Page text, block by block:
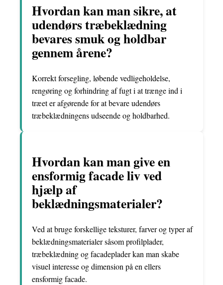
Hvordan kan man sikre, at
udendørs træbeklædning
bevares smuk og holdbar
gennem årene?
Korrekt forsegling, løbende vedligeholdelse,
rengøring og forhindring af fugt i at trænge ind i
træet er afgørende for at bevare udendørs
træbeklædningens udseende og holdbarhed.
Hvordan kan man give en
ensformig facade liv ved
hjælp af
beklædningsmaterialer?
Ved at bruge forskellige teksturer, farver og typer af
beklædningsmaterialer såsom profilplader,
træbeklædning og facadeplader kan man skabe
visuel interesse og dimension på en ellers
ensformig facade.